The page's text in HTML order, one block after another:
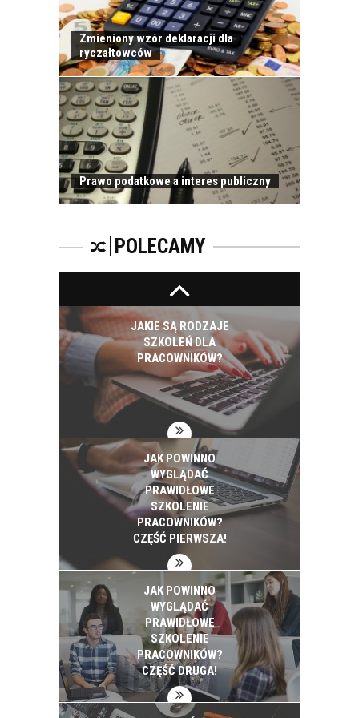
Zmieniony wzór deklaracji dla
ryczałtowców
Prawo podatkowe a interes publiczny
POLECAMY
CZĘŚĆ DRUGA!
ROZWÓJ
PRACOWNIKA - JAK O
NIEGO DBAĆ?
PRACOWNICY -
JAKIE SĄ RODZAJE
SZKOLEŃ DLA
PRACOWNIKÓW?
JAK POWINNO
WYGLĄDAĆ
PRAWIDŁOWE
SZKOLENIE
PRACOWNIKÓW?
CZĘŚĆ PIERWSZA!
JAK POWINNO
WYGLĄDAĆ
PRAWIDŁOWE
SZKOLENIE
PRACOWNIKÓW?
CZĘŚĆ DRUGA!